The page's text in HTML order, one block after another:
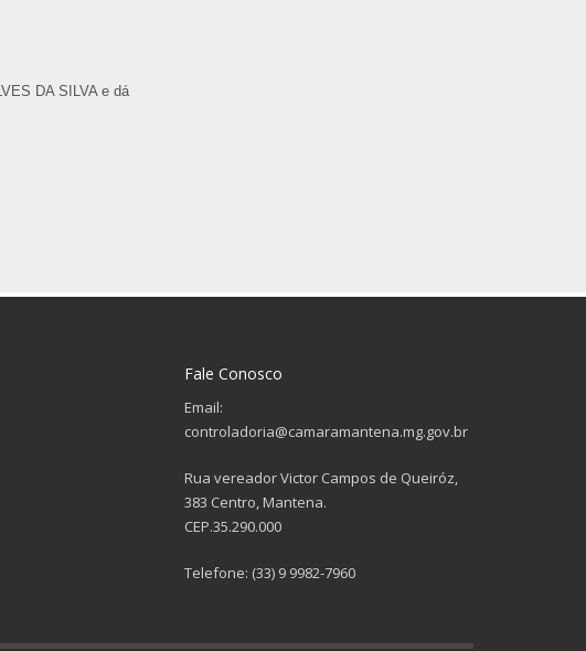
DA SILVA e dá
Fale Conosco
Email:
controladoria@camaramantena.mg.gov.br
Rua vereador Victor Campos de Queiróz,
383 Centro, Mantena.
CEP.35.290.000
Telefone: (33) 9 9982-7960